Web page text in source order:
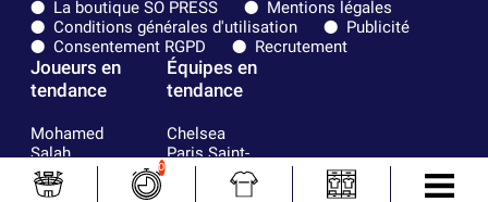
La boutique SO PRESS
Mentions légales
Conditions générales d'utilisation
Publicité
Consentement RGPD
Recrutement
Joueurs en
tendance
Mohamed
Salah
Mykhailo
Mudryk
Équipes en
tendance
Chelsea
Paris Saint-
Germain
0